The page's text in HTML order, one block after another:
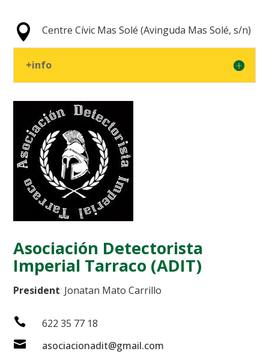
 Centre Cívic Mas Solé (Avinguda Mas Solé, s/n)
+info
Asociación Detectorista
Imperial Tarraco (ADIT)
President: Jonatan Mato Carrillo
 622 35 77 18
 asociacionadit@gmail.com